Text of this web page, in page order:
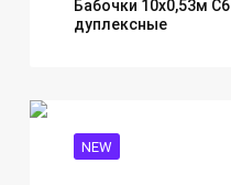
Бабочки 10х0,53м С6
дуплексные
NEW